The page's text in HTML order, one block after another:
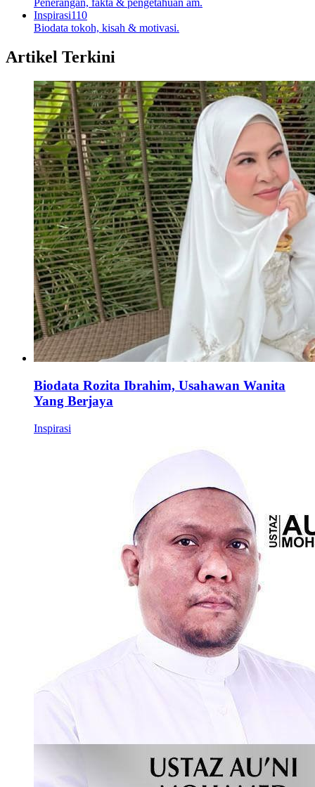
Inspirasi110
Biodata tokoh, kisah & motivasi.
Artikel Terkini
Biodata Rozita Ibrahim, Usahawan Wanita
Yang Berjaya
Inspirasi